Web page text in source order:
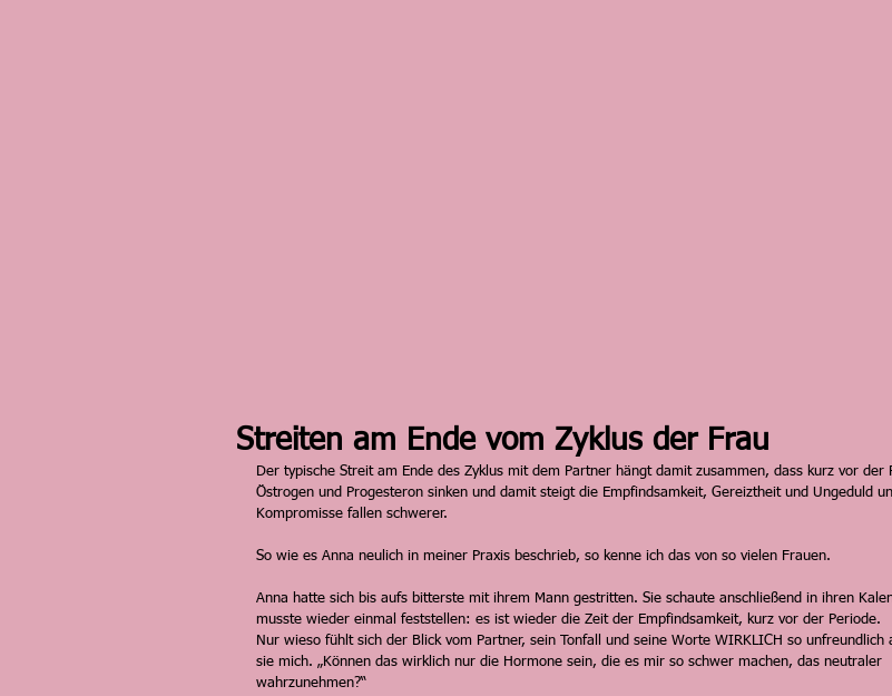
Streiten am Ende vom Zyklus der Frau
Der typische Streit am Ende des Zyklus mit dem Partner hängt damit zusammen, dass kurz vor der
Östrogen und Progesteron sinken und damit steigt die Empfindsamkeit, Gereiztheit und Ungeduld
Kompromisse fallen schwerer.
So wie es Anna neulich in meiner Praxis beschrieb, so kenne ich das von so vielen Frauen.
Anna hatte sich bis aufs bitterste mit ihrem Mann gestritten. Sie schaute anschließend in ihren
musste wieder einmal feststellen: es ist wieder die Zeit der Empfindsamkeit, kurz vor der Periode.
Nur wieso fühlt sich der Blick vom Partner, sein Tonfall und seine Worte WIRKLICH so unfreundlich
sie mich. „Können das wirklich nur die Hormone sein, die es mir so schwer machen, das neutraler
wahrzunehmen?“